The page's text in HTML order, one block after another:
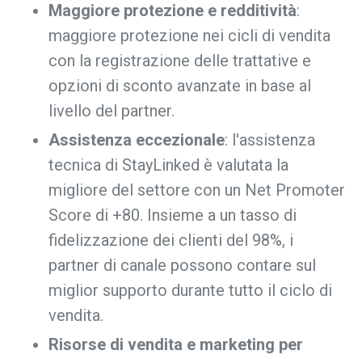
Maggiore protezione e redditività:
maggiore protezione nei cicli di vendita
con la registrazione delle trattative e
opzioni di sconto avanzate in base al
livello del partner.
Assistenza eccezionale: l'assistenza
tecnica di StayLinked è valutata la
migliore del settore con un Net Promoter
Score di +80. Insieme a un tasso di
fidelizzazione dei clienti del 98%, i
partner di canale possono contare sul
miglior supporto durante tutto il ciclo di
vendita.
Risorse di vendita e marketing per